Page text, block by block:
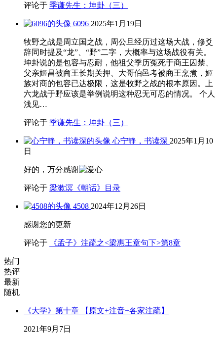
评论于 季谦先生：坤卦（三）
6096 2025年1月19日
牧野之战是周立国之战，周公旦经历过这场大战，修爻
辞同时提及“龙”、“野”二字，大概率与这场战役有关。
坤卦说的是包容与忍耐，他祖父季历冤死于商王囚禁、
父亲姬昌被商王长期关押、大哥伯邑考被商王烹煮，姬
族对商的包容已达极限，这是牧野之战的根本原因。上
六龙战于野应该是举例说明这种忍无可忍的情况。 个人
浅见…
评论于 季谦先生：坤卦（三）
心宁静，书读深 2025年1月10
日
好的，万分感谢
评论于 梁漱溟《朝话》目录
4508 2024年12月26日
感谢您的更新
评论于 《孟子》注疏之<梁惠王章句下>第8章
热门
热评
最新
随机
《大学》第十章 【原文+注音+各家注疏】
2021年9月7日